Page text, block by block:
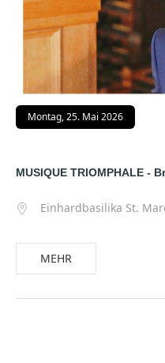
Montag, 25. Mai 2026
MUSIQUE TRIOMPHALE -
Einhardbasilika St.
MEHR